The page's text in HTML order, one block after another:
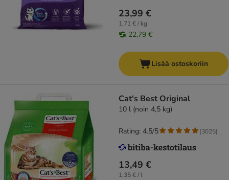
23,99 €
1,71 € / kg
22,79 €
Lisää ostoskoriin
Cat's Best Original
10 l (noin 4,5 kg)
13,49 €
1,35 € / l
Rating: 4.5/5 (3025)